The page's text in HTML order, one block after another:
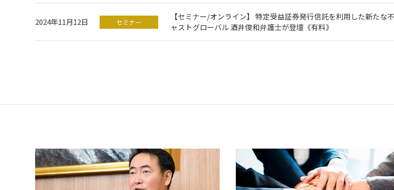
2024年11月12日 セミナー
【セミナー/オンライン】 特定受益証券発行信託を利用した新た
ャストグローバル 酒井俊和弁護士が登壇《有料》